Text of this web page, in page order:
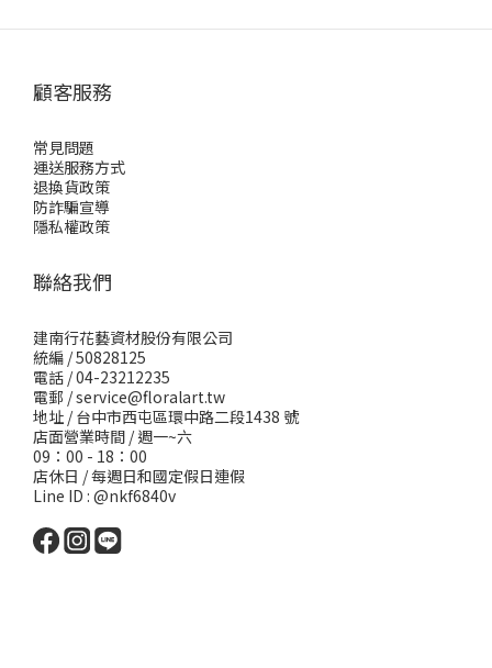
顧客服務
常見問題
運送服務方式
退換貨政策
防詐騙宣導
隱私權政策
聯絡我們
建南行花藝資材股份有限公司
統編 / 50828125
電話 / 04-23212235
電郵 /service@floralart.tw
地址 / 台中市西屯區環中路二段1438 號
店面營業時間 / 週一~六
09：00 - 18：00
店休日 / 每週日和國定假日連假
Line ID : @nkf6840v